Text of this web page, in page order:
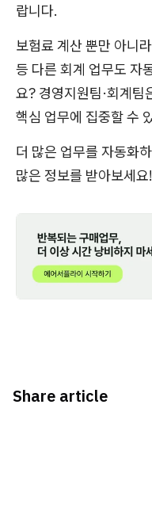
랍니다.
보험료 계산 뿐만 아니
등 다른 회계 업무도 자
요? 경영지원팀·회계팀
핵심 업무에 집중할 수
더 많은 업무를 자동화
많은 정보를 받아보세요!
Share article